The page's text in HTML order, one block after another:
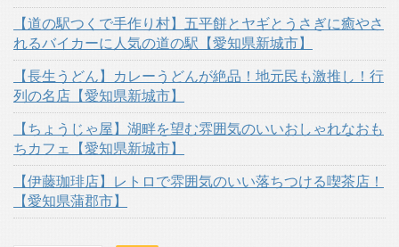
【道の駅つくで手作り村】五平餅とヤギとうさぎに癒やさ
れるバイカーに人気の道の駅【愛知県新城市】
【長生うどん】カレーうどんが絶品！地元民も激推し！行
列の名店【愛知県新城市】
【ちょうじゃ屋】湖畔を望む雰囲気のいいおしゃれなおも
ちカフェ【愛知県新城市】
【伊藤珈琲店】レトロで雰囲気のいい落ちつける喫茶店！
【愛知県蒲郡市】